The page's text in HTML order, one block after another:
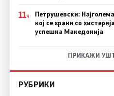
11Ч
Петрушевски:
кој се храни со
успешна Македонија
ПРИКАЖИ
РУБРИКИ